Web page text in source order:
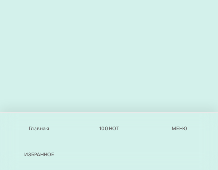
Главная 100 НОТ МЕНЮ
ИЗБРАННОЕ